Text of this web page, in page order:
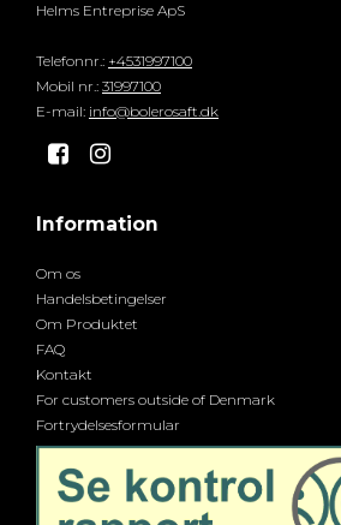
Helms Entreprise ApS
Telefonnr.: +4531997100
Mobil nr.: 31997100
E-mail: info@bolerosaft.dk
Information
Om os
Handelsbetingelser
Om Produktet
FAQ
Kontakt
For customers outside of Denmark
Fortrydelsesformular